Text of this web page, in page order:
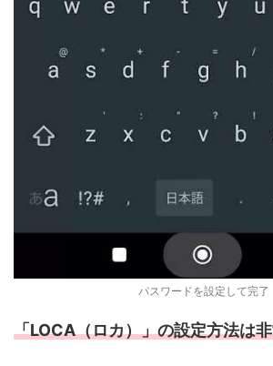
パスワードを設定して完了
「LOCA（ロカ）」の設定方法は